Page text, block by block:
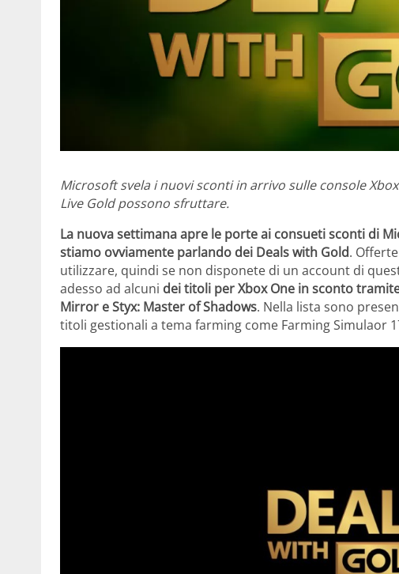
Microsoft svela i nuovi sconti in arrivo sulle console
Live Gold possono sfruttare.
La nuova settimana apre le porte ai consueti sconti di
stiamo ovviamente parlando dei Deals with Gold.
utilizzare, quindi se non disponete di un account di
adesso ad alcuni dei titoli per Xbox One in sconto
Mirror e Styx: Master of Shadows. Nella lista sono
titoli gestionali a tema farming come Farming Simulaor